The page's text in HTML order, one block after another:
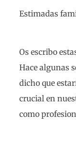
Estimadas
Os escribo
Hace algunas
dicho que
crucial en
como